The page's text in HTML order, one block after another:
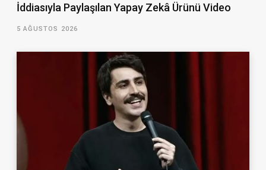
İddiasıyla Paylaşılan Yapay Zekâ Ürünü Video
5 AĞUSTOS 2026